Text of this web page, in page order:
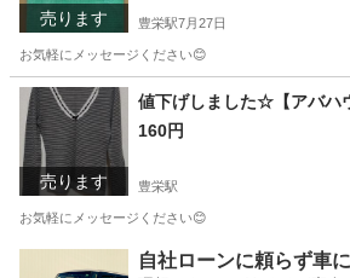
売ります 豊栄駅7月27日
お気軽にメッセージください😊
新潟 新潟市 豊栄駅 掃除用具
売ります
値下げしました☆【アバハ
160円
豊栄駅
お気軽にメッセージください😊
豊栄駅 セーター
自社ローンに頼らず車